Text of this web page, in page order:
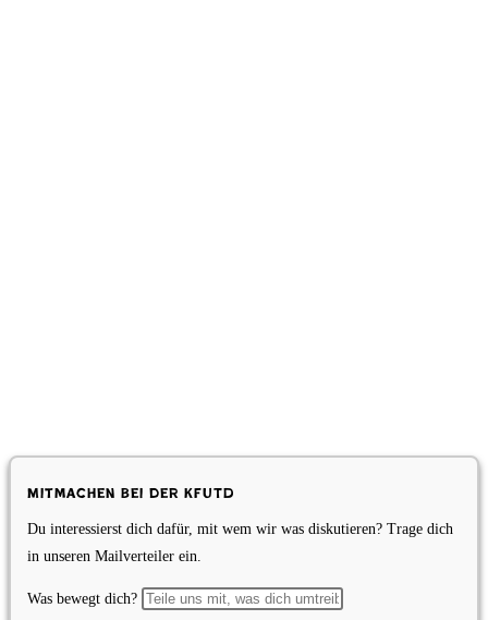
Mitmachen bei der KfUTD
Du interessierst dich dafür, mit wem wir was diskutieren? Trage dich
in unseren Mailverteiler ein.
Was bewegt dich?